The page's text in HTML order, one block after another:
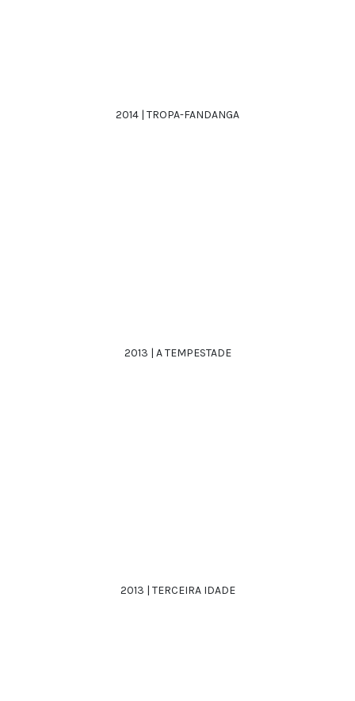
2014 | TROPA-FANDANGA
2013 | A TEMPESTADE
2013 | TERCEIRA IDADE